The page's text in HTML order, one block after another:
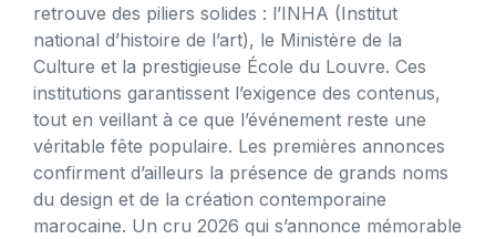
retrouve des piliers solides : l’INHA (Institut
national d’histoire de l’art), le Ministère de la
Culture et la prestigieuse École du Louvre. Ces
institutions garantissent l’exigence des contenus,
tout en veillant à ce que l’événement reste une
véritable fête populaire. Les premières annonces
confirment d’ailleurs la présence de grands noms
du design et de la création contemporaine
marocaine. Un cru 2026 qui s’annonce mémorable